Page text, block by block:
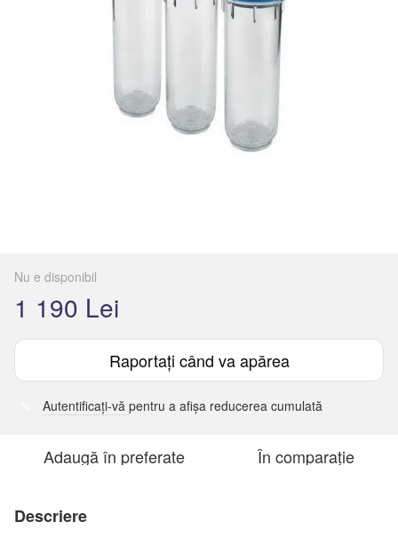
Nu e disponibil
1 190 Lei
Raportați când va apărea
Autentificați-vă pentru a afișa reducerea cumulată
Adaugă în preferate În comparație
Descriere